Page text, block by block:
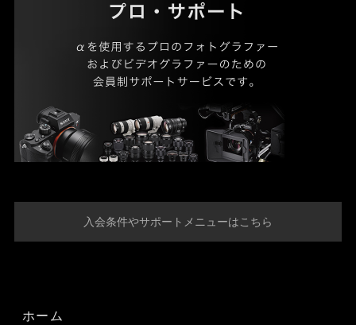
入会条件やサポートメニューはこちら
ホーム